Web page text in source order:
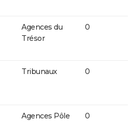
Agences du
Trésor
0
Tribunaux 0
Agences Pôle
0